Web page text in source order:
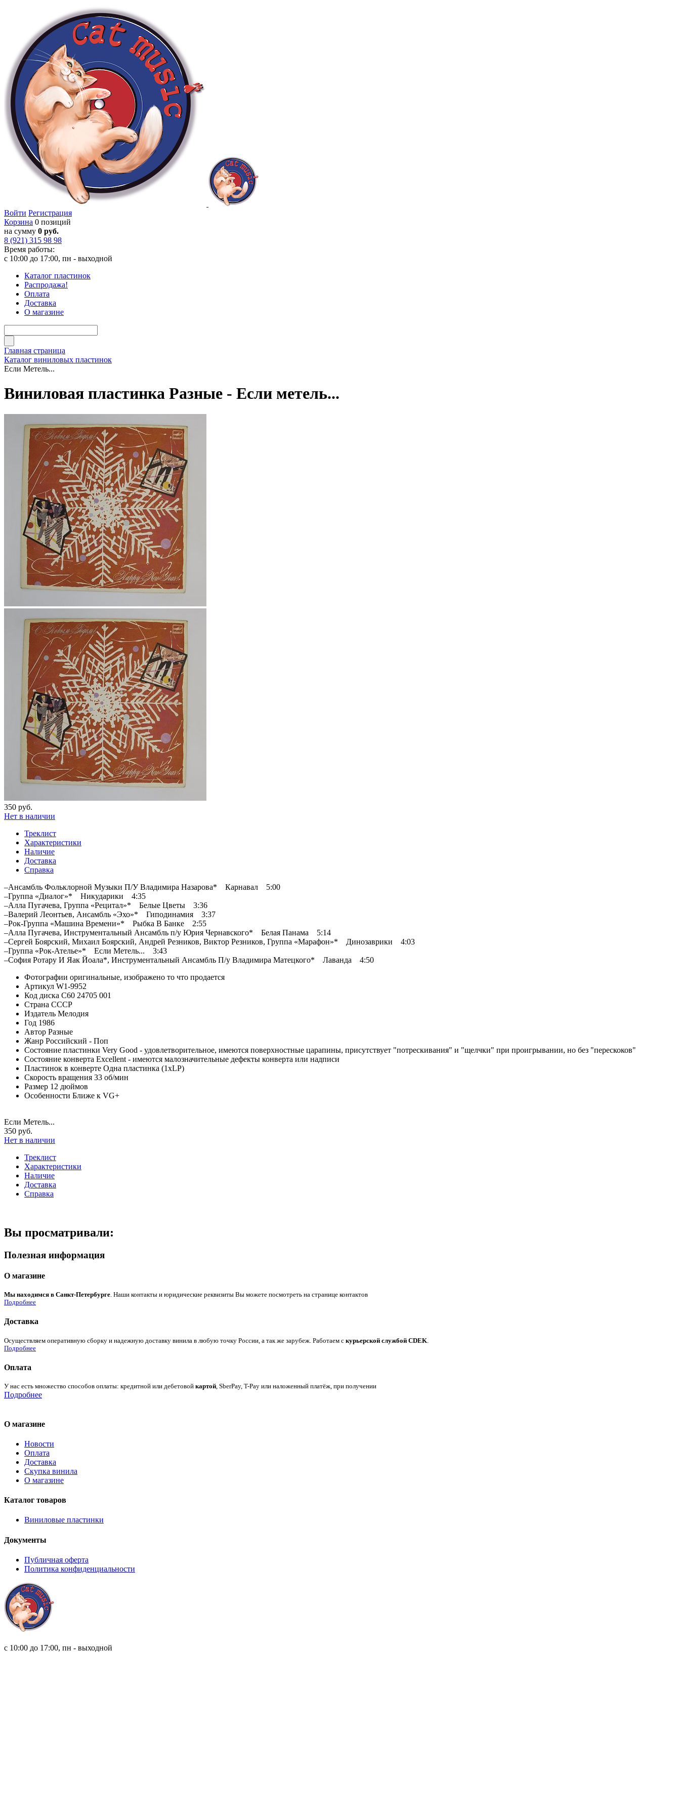
Войти Регистрация
Корзина 0 позиций
на сумму 0 руб.
8 (921) 315 98 98
Время работы:
с 10:00 до 17:00, пн - выходной
Каталог пластинок
Распродажа!
Оплата
Доставка
О магазине
Главная страница
Каталог виниловых пластинок
Если Метель...
Виниловая пластинка Разные - Если метель...
350 руб.
Нет в наличии
Треклист
Характеристики
Наличие
Доставка
Справка
–Ансамбль Фольклорной Музыки П/У Владимира Назарова* Карнавал 5:00
–Группа «Диалог»* Никударики 4:35
–Алла Пугачева, Группа «Рецитал»* Белые Цветы 3:36
–Валерий Леонтьев, Ансамбль «Эхо»* Гиподинамия 3:37
–Рок-Группа «Машина Времени»* Рыбка В Банке 2:55
–Алла Пугачева, Инструментальный Ансамбль п/у Юрия Чернавского* Белая Панама 5:14
–Сергей Боярский, Михаил Боярский, Андрей Резников, Виктор Резников, Группа «Марафон»* Динозаврики 4:03
–Группа «Рок-Ателье»* Если Метель... 3:43
–София Ротару И Яак Йоала*, Инструментальный Ансамбль П/у Владимира Матецкого* Лаванда 4:50
Фотографии оригинальные, изображено то что продается
Артикул W1-9952
Код диска С60 24705 001
Страна СССР
Издатель Мелодия
Год 1986
Автор Разные
Жанр Российский - Поп
Состояние пластинки Very Good - удовлетворительное, имеются поверхностные царапины, присутствует "потрескивания" и "щелчки" при проигрывании, но без "перескоков"
Состояние конверта Excellent - имеются малозначительные дефекты конверта или надписи
Пластинок в конверте Одна пластинка (1xLP)
Скорость вращения 33 об/мин
Размер 12 дюймов
Особенности Ближе к VG+
Если Метель...
350 руб.
Нет в наличии
Треклист
Характеристики
Наличие
Доставка
Справка
Вы просматривали:
Полезная информация
О магазине
Мы находимся в Санкт-Петербурге. Наши контакты и юридические реквизиты Вы можете посмотреть на странице контактов
Подробнее
Доставка
Осуществляем оперативную сборку и надежную доставку винила в любую точку России, а так же зарубеж. Работаем с курьерской службой CDEK
Подробнее
Оплата
У нас есть множество способов оплаты: кредитной или дебетовой картой, SberPay, T-Pay или наложенный платёж, при получении
Подробнее
О магазине
Новости
Оплата
Доставка
Скупка винила
О магазине
Каталог товаров
Виниловые пластинки
Документы
Публичная оферта
Политика конфиденциальности
с 10:00 до 17:00, пн - выходной